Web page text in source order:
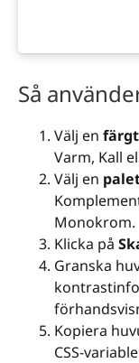
Så
Välj en
Varm, Kall
Välj en
Monokrom.
Klicka på
Granska
Kopiera
CSS-